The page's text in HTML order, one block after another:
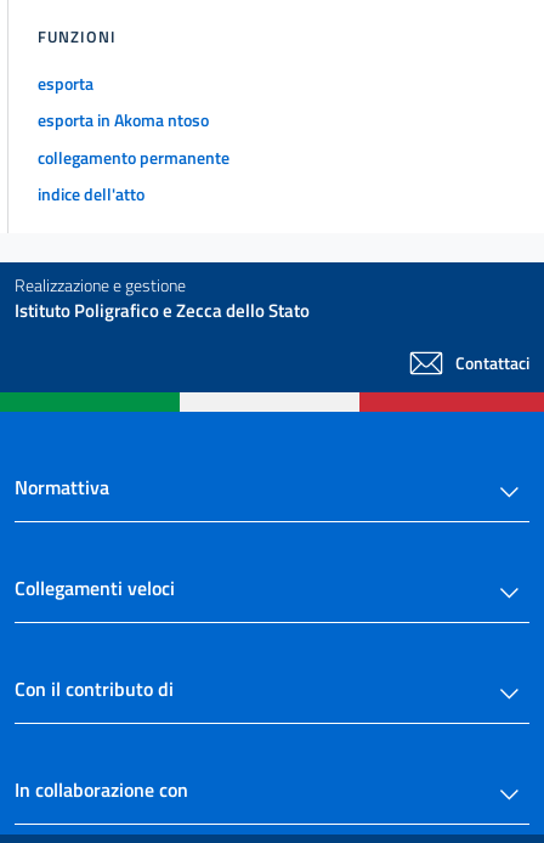
FUNZIONI
esporta
esporta in Akoma ntoso
collegamento permanente
indice dell'atto
Realizzazione e gestione
Istituto Poligrafico e Zecca dello Stato
Contattaci
Normattiva
Collegamenti veloci
Con il contributo di
In collaborazione con